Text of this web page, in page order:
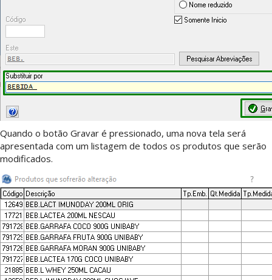
Quando o botão Gravar é pressionado, uma nova tela será
apresentada com um listagem de todos os produtos que serão
modificados.